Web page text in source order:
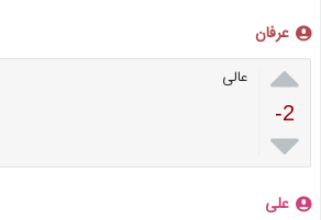
عرفان

-2

عالی
علی